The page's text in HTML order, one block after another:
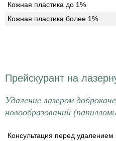
Кожная пластика до 1%
Кожная пластика более 1%
Прейскурант на
Удаление лазером
новообразований
Консультация перед удалением